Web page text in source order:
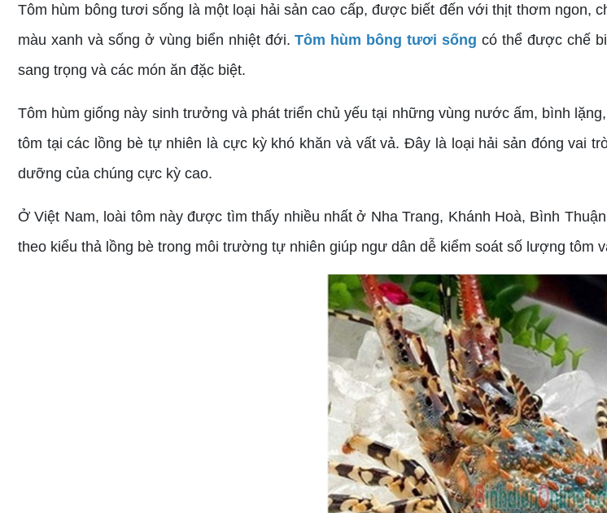
Tôm hùm bông tươi sống là một loại hải sản cao cấp, được biết đến với thịt thơm
màu xanh và sống ở vùng biển nhiệt đới.Tôm hùm bông tươi sống có thể được chế
sang trọng và các món ăn đặc biệt.
Tôm hùm giống này sinh trưởng và phát triển chủ yếu tại những vùng nước ấm, bình
tôm tại các lồng bè tự nhiên là cực kỳ khó khăn và vất vả. Đây là loại hải sản đóng vai
dưỡng của chúng cực kỳ cao.
Ở Việt Nam, loài tôm này được tìm thấy nhiều nhất ở Nha Trang, Khánh Hoà, Bình
theo kiểu thả lồng bè trong môi trường tự nhiên giúp ngư dân dễ kiểm soát số lượng tôm